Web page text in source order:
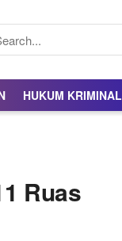
HUKUM KRIMINAL
Ruas